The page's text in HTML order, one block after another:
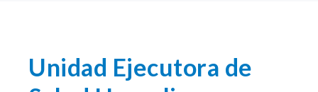
Unidad Ejecutora de